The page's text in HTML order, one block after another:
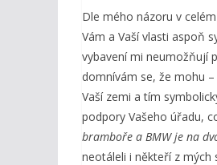
Dle mého názoru v
Vám a Vaší vlasti aspoň
vybavení mi neumožňují
domnívám se, že mohu
Vaší zemi a tím
podpory Vašeho úřadu,
bramboře a BMW je na
neotáleli i někteří z mých